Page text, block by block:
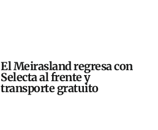
El Meirasland regresa con
Selecta al frente y
transporte gratuito